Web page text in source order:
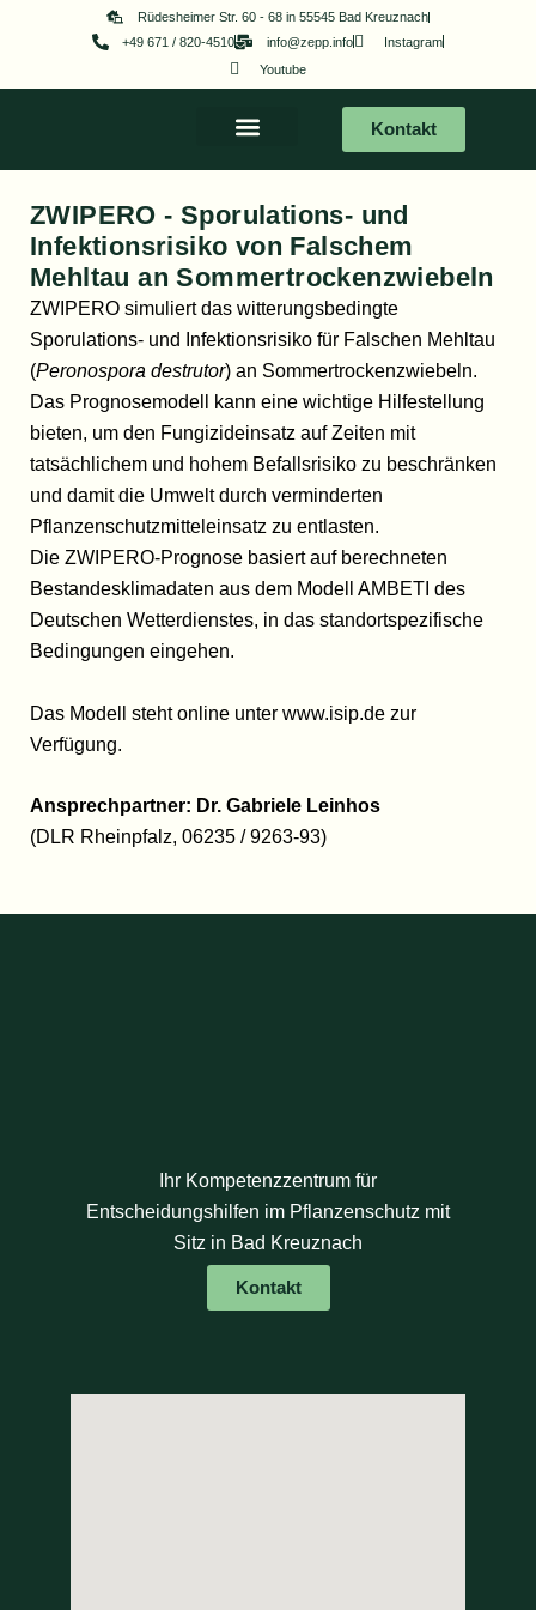
Rüdesheimer Str. 60 - 68 in 55545 Bad Kreuznach
+49 671 / 820-4510
info@zepp.info
Instagram
Youtube
Kontakt
ZWIPERO - Sporulations- und
Infektionsrisiko von Falschem
Mehltau an Sommertrockenzwiebeln
ZWIPERO simuliert das witterungsbedingte
Sporulations- und Infektionsrisiko für Falschen Mehltau
(Peronospora destrutor) an Sommertrockenzwiebeln.
Das Prognosemodell kann eine wichtige Hilfestellung
bieten, um den Fungizideinsatz auf Zeiten mit
tatsächlichem und hohem Befallsrisiko zu beschränken
und damit die Umwelt durch verminderten
Pflanzenschutzmitteleinsatz zu entlasten.
Die ZWIPERO-Prognose basiert auf berechneten
Bestandesklimadaten aus dem Modell AMBETI des
Deutschen Wetterdienstes, in das standortspezifische
Bedingungen eingehen.
Das Modell steht online unter www.isip.de zur
Verfügung.
Ansprechpartner: Dr. Gabriele Leinhos
(DLR Rheinpfalz, 06235 / 9263-93)
Ihr Kompetenzzentrum für
Entscheidungshilfen im Pflanzenschutz mit
Sitz in Bad Kreuznach
Kontakt